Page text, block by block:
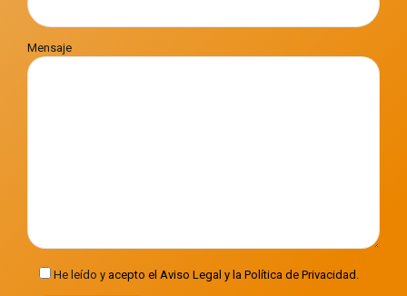
Mensaje
He leído y acepto el Aviso Legal y la Política de Privacidad.